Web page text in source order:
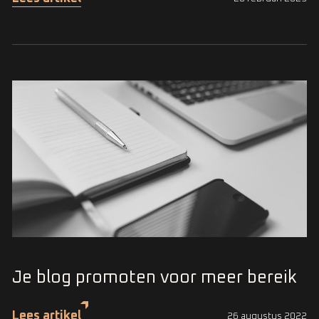
Je blog promoten voor meer bereik
Lees artikel 26 augustus 2022